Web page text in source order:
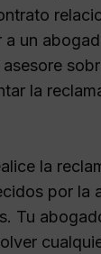
a un
la
la
por la
Tu